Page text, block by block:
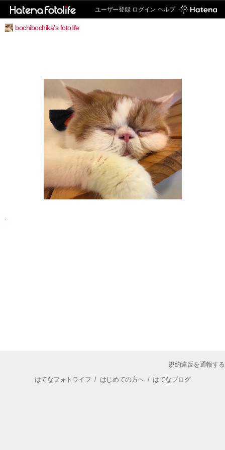
ユーザー登録 ログイン ヘルプ
bochibochika's fotolife
規約違反を通報する
はてなフォトライフ / はじめての方へ/ はてなブログ